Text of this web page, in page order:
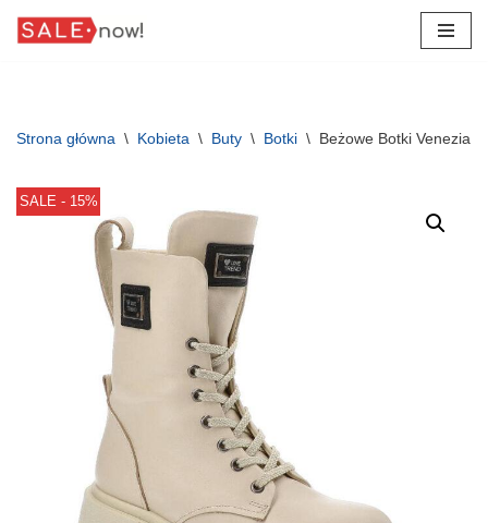
Strona główna \ Kobieta \ Buty \ Botki \ Beżowe Botki Venezia
SALE - 15%